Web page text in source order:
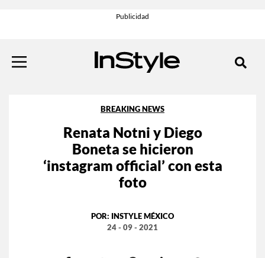
BREAKING NEWS
Renata Notni y Diego
Boneta se hicieron
‘instagram official’ con esta
foto
POR: INSTYLE MÉXICO
24 - 09 - 2021